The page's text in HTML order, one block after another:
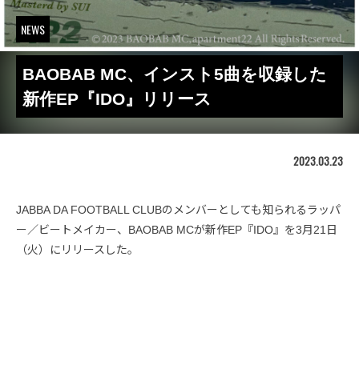
NEWS
BAOBAB MC、インスト5曲を収録した
新作EP『IDO』リリース
2023.03.23
JABBA DA FOOTBALL CLUBのメンバーとしても知られるラッパ
ー／ビートメイカー、BAOBAB MCが新作EP『IDO』を3月21日
（火）にリリースした。